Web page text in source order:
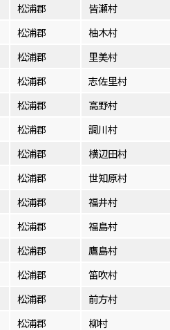
松浦郡 皆瀬村
松浦郡 柚木村
松浦郡 里美村
松浦郡 志佐里村
松浦郡 高野村
松浦郡 調川村
松浦郡 横辺田村
松浦郡 世知原村
松浦郡 福井村
松浦郡 福島村
松浦郡 鷹島村
松浦郡 笛吹村
松浦郡 前方村
松浦郡 柳村